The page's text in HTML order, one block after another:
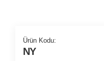
Ürün Kodu:
NY